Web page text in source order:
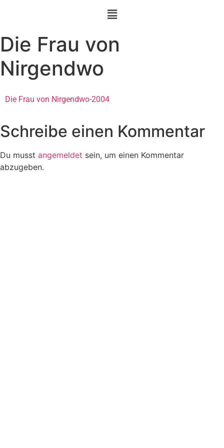
Die Frau von
Nirgendwo
Die Frau von Nirgendwo-2004
Schreibe einen Kommentar
Du musst angemeldet sein, um einen Kommentar
abzugeben.